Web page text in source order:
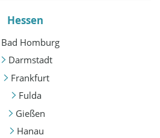
Hessen
Bad Homburg
Darmstadt
Frankfurt
Fulda
Gießen
Hanau